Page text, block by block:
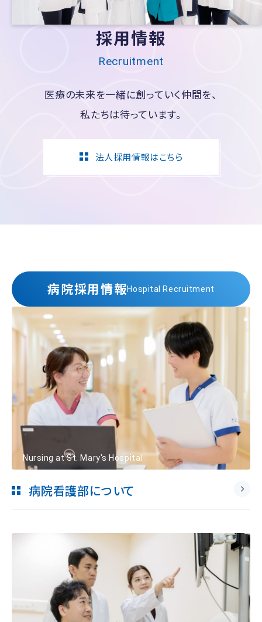
採用情報
Recruitment
医療の未来を一緒に創っていく仲間を、
私たちは待っています。
法人採用情報はこちら
病院採用情報Hospital Recruitment
Nursing at St. Mary's Hospital
病院看護部について